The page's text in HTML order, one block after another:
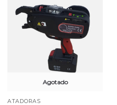
Agotado
ATADORAS